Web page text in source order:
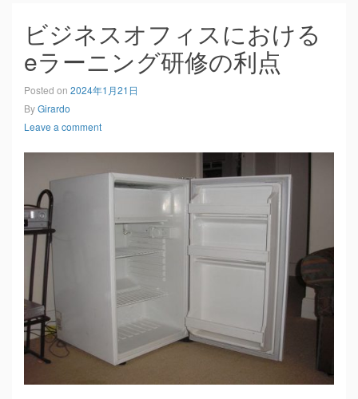
ビジネスオフィスにおける
eラーニング研修の利点
Posted on 2024年1月21日
ByGirardo
Leave a comment